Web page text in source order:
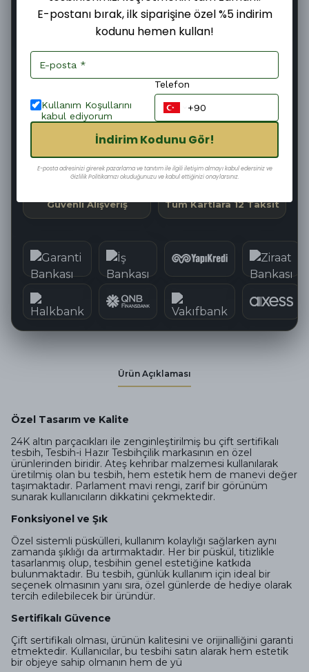
Sipariş ver
Kargoya
Teslim edilir
Kargoya Teslim Edilmesine 58:25:13
Güvenli Alışveriş Tüm Kartlara 12 Taksit
Ürün Açıklaması
Özel Tasarım ve Kalite
24K altın parçacıkları ile zenginleştirilmiş bu çift sertifikalı
tesbih, Tesbih-i Hazır Tesbihçilik markasının en özel
ürünlerinden biridir. Ateş kehribar malzemesi kullanılarak
üretilmiş olan bu tesbih, hem estetik hem de manevi değer
taşımaktadır. Parlament mavi rengi, zarif bir görünüm
sunarak kullanıcıların dikkatini çekmektedir.
Fonksiyonel ve Şık
Özel sistemli püskülleri, kullanım kolaylığı sağlarken aynı
zamanda şıklığı da artırmaktadır. Her bir püskül, titizlikle
tasarlanmış olup, tesbihin genel estetiğine katkıda
bulunmaktadır. Bu tesbih, günlük kullanım için ideal bir
seçenek olmasının yanı sıra, özel günlerde de hediye olarak
tercih edilebilecek bir üründür.
Sertifikalı Güvence
Çift sertifikalı olması, ürünün kalitesini ve orijinalliğini garanti
etmektedir. Kullanıcılar, bu tesbihi satın alarak hem estetik
bir objeye sahip olmanın hem de yü
E-postanı bırak, ilk siparişine özel %5 indirim
kodunu hemen kullan!
Kullanım Koşullarını
kabul ediyorum
Telefon
İndirim Kodunu Gör!
E-posta adresinizi girerek pazarlama ve tanıtım ile ilgili iletişim almayı kabul edersiniz ve
Gizlilik Politikamızı okuduğunuzu ve kabul ettiğinizi onaylarsınız.